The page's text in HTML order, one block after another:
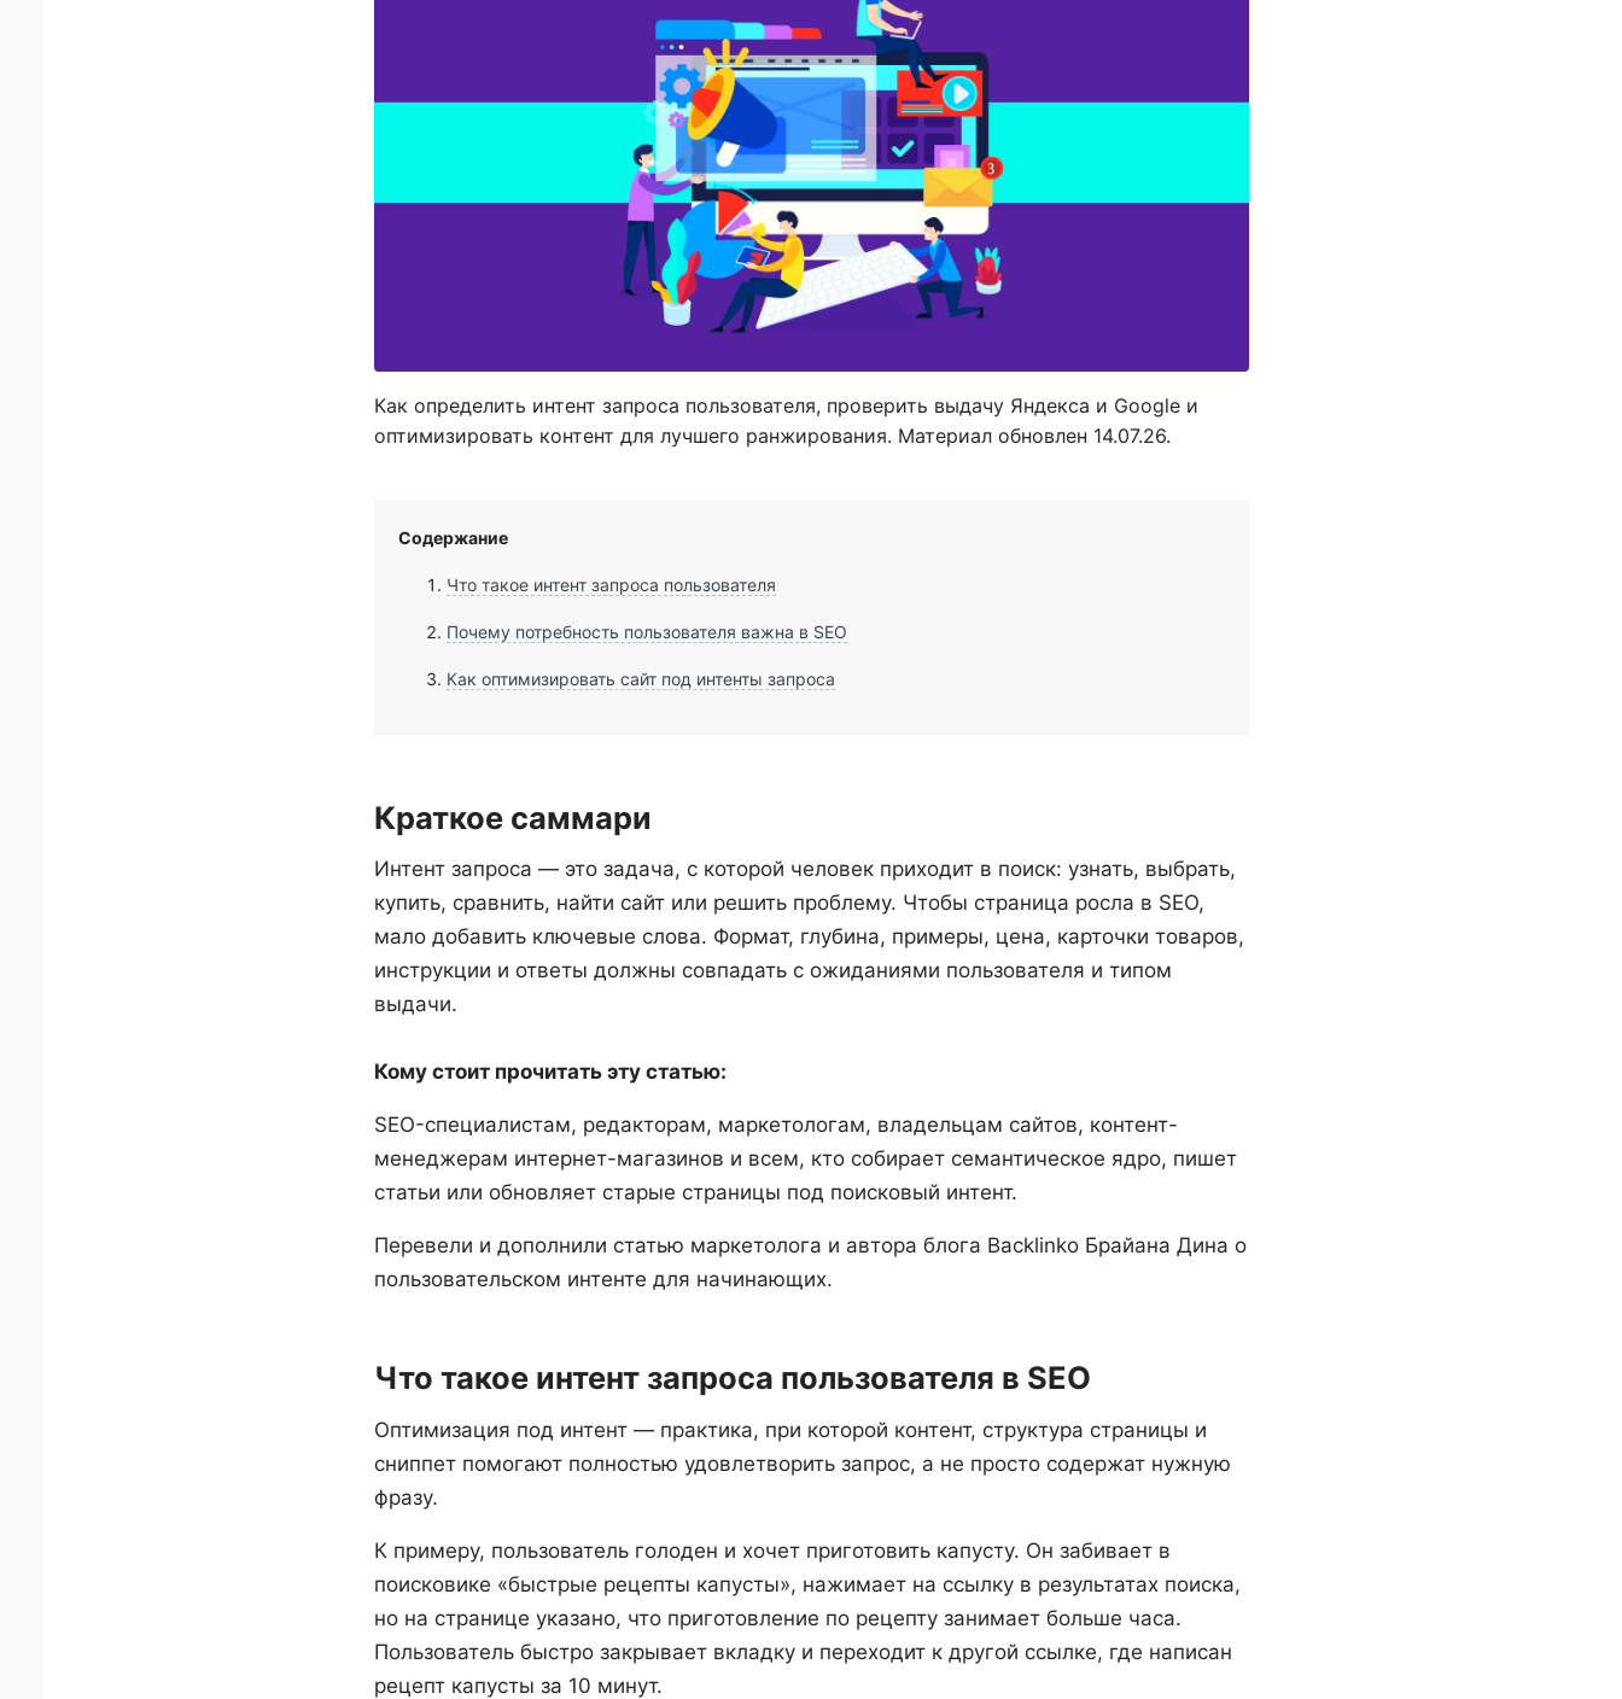
Как определить интент запроса пользователя, проверить выдачу Яндекса и Google и
оптимизировать контент для лучшего ранжирования. Материал обновлен 14.07.26.
Содержание
Что такое интент запроса пользователя
Почему потребность пользователя важна в SEO
Как оптимизировать сайт под интенты запроса
Краткое саммари
Интент запроса — это задача, с которой человек приходит в поиск: узнать, выбрать,
купить, сравнить, найти сайт или решить проблему. Чтобы страница росла в SEO,
мало добавить ключевые слова. Формат, глубина, примеры, цена, карточки товаров,
инструкции и ответы должны совпадать с ожиданиями пользователя и типом
выдачи.
Кому стоит прочитать эту статью:
SEO-специалистам, редакторам, маркетологам, владельцам сайтов, контент-
менеджерам интернет-магазинов и всем, кто собирает семантическое ядро, пишет
статьи или обновляет старые страницы под поисковый интент.
Перевели и дополнили статью маркетолога и автора блога Backlinko Брайана Дина о
пользовательском интенте для начинающих.
Что такое интент запроса пользователя в SEO
Оптимизация под интент — практика, при которой контент, структура страницы и
сниппет помогают полностью удовлетворить запрос, а не просто содержат нужную
фразу.
К примеру, пользователь голоден и хочет приготовить капусту. Он забивает в
поисковике «быстрые рецепты капусты», нажимает на ссылку в результатах поиска,
но на странице указано, что приготовление по рецепту занимает больше часа.
Пользователь быстро закрывает вкладку и переходит к другой ссылке, где написан
рецепт капусты за 10 минут.